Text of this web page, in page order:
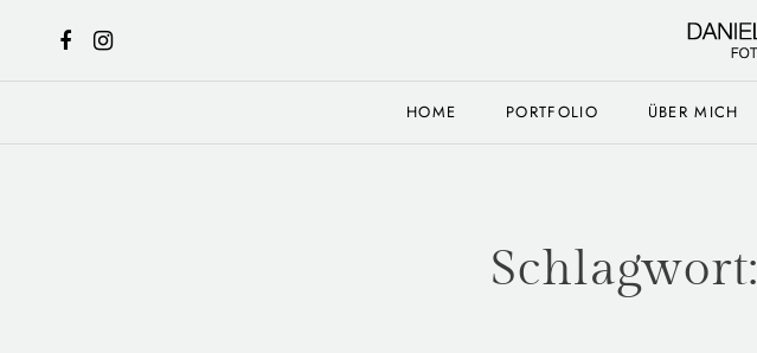
HOME PORTFOLIO ÜBER MICH
Schlagwort: